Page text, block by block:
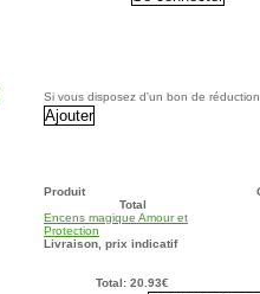
Si vous disposez d'un bon de
Produit
Total
Encens magique Amour et
Protection
Livraison, prix indicatif
Total: 20.93€